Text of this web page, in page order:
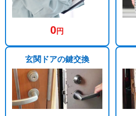
0円
玄関ドアの鍵交換